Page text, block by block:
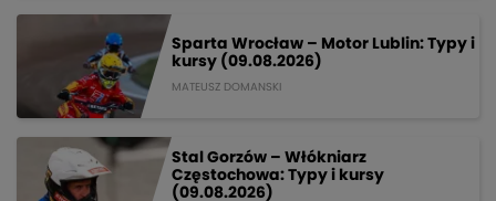
Sparta Wrocław – Motor Lublin: Typy i
kursy (09.08.2026)
MATEUSZ DOMANSKI
Stal Gorzów – Włókniarz
Częstochowa: Typy i kursy
(09.08.2026)